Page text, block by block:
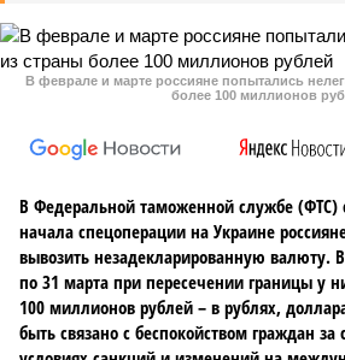
В феврале и марте россияне попытались
более 100 миллионов
В Федеральной таможенной службе (ФТС)
начала спецоперации на Украине
вывозить незадекларированную валюту.
по 31 марта при пересечении границы у
100 миллионов рублей – в рублях,
быть связано с беспокойством граждан за